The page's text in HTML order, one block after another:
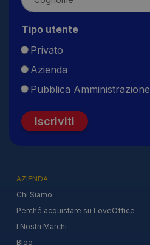
Tipo utente
Privato
Azienda
Pubblica Amministrazione
Iscriviti
AZIENDA
Chi Siamo
Perché acquistare su LoveOffice
I Nostri Marchi
Blog